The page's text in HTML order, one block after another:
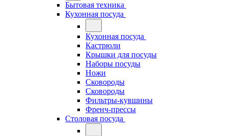
Бытовая техника
Кухонная посуда
Кухонная посуда
Кастрюли
Крышки для посуды
Наборы посуды
Ножи
Сковороды
Сковороды
Фильтры-кувшины
Френч-прессы
Столовая посуда